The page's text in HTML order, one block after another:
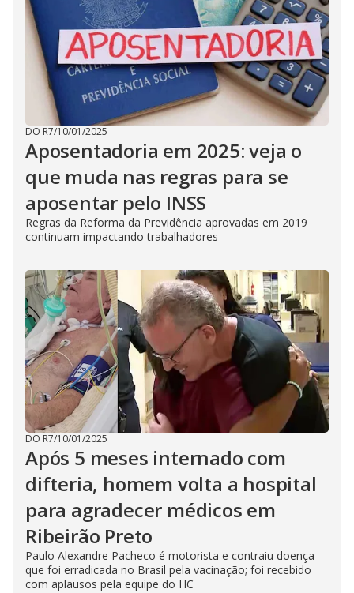
DO R7/10/01/2025
Aposentadoria em 2025: veja o
que muda nas regras para se
aposentar pelo INSS
Regras da Reforma da Previdência aprovadas em 2019
continuam impactando trabalhadores
DO R7/10/01/2025
Após 5 meses internado com
difteria, homem volta a hospital
para agradecer médicos em
Ribeirão Preto
Paulo Alexandre Pacheco é motorista e contraiu doença
que foi erradicada no Brasil pela vacinação; foi recebido
com aplausos pela equipe do HC